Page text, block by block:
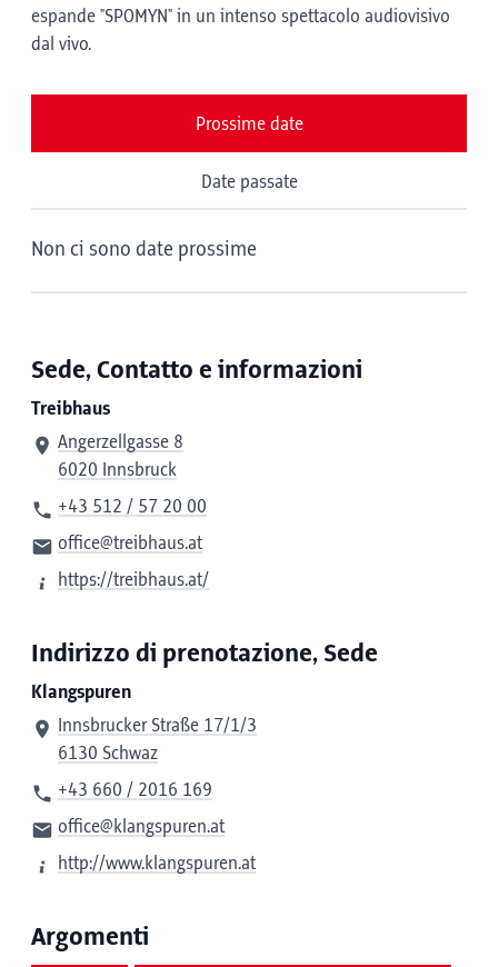
espande "SPOMYN" in un intenso spettacolo audiovisivo
dal vivo.
Prossime date
Date passate
Non ci sono date prossime
Sede, Contatto e informazioni
Treibhaus
Angerzellgasse 8
6020 Innsbruck
+43 512 / 57 20 00
office@treibhaus.at
https://treibhaus.at/
Indirizzo di prenotazione, Sede
Klangspuren
Innsbrucker Straße 17/1/3
6130 Schwaz
+43 660 / 2016 169
office@klangspuren.at
http://www.klangspuren.at
Argomenti